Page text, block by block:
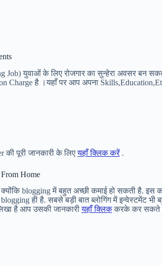
Job) युवाओं के लिए रोजगार का सुन्हेरा अवसर बन
Charge है ।यहाँ पर आप अपना
पूरी जानकारी के लिएयहाँ क्लिक करें.
Home
blogging में बहुत अच्छी कमाई हो सकती है.
ही है. सबसे बड़ी बात ब्लोगिंग में इन्वेस्टमेंट भी
है आप उसकी जानकारीयहाँ क्लिककरके कर सकते